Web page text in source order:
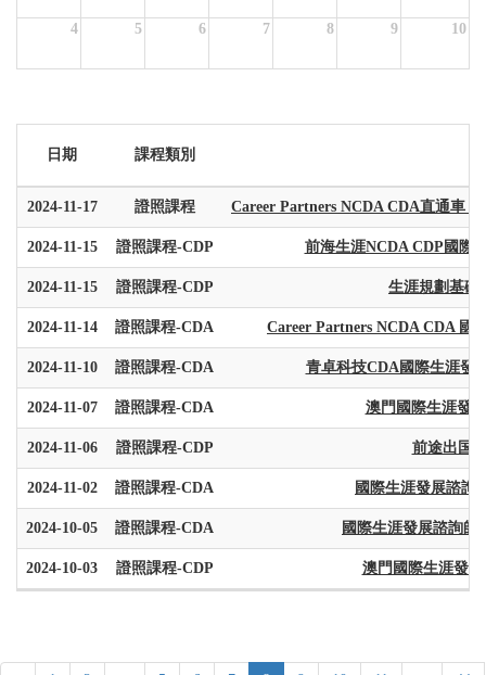
4 5 6 7 8 9 10
日期 課程類別
2024-11-17 證照課程 Career Partners NCDA CDA直通車
2024-11-15 證照課程-CDP 前海生涯NCDA CDP國際
2024-11-15 證照課程-CDP 生涯規劃基礎
2024-11-14 證照課程-CDA Career Partners NCDA CDA 國
2024-11-10 證照課程-CDA 青卓科技CDA國際生涯發
2024-11-07 證照課程-CDA 澳門國際生涯發
2024-11-06 證照課程-CDP 前途出国
2024-11-02 證照課程-CDA 國際生涯發展諮詢
2024-10-05 證照課程-CDA 國際生涯發展諮詢師
2024-10-03 證照課程-CDP 澳門國際生涯發